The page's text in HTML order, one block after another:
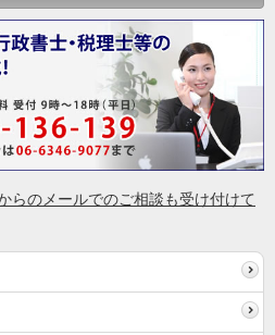
のメールでのご相談も受け付けて